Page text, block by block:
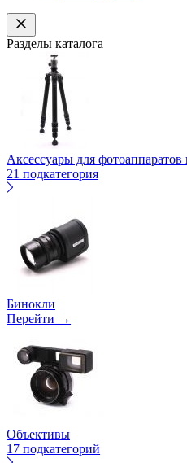
Разделы каталога
Аксессуары для фотоаппаратов
21 подкатегория
Бинокли
Перейти →
Объективы
17 подкатегорий